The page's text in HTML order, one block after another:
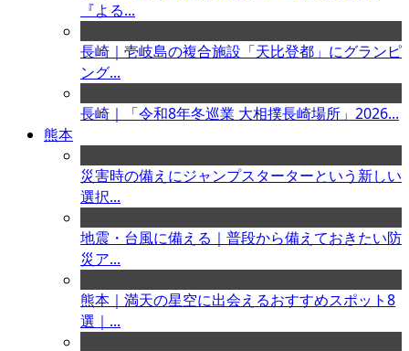
『よる...
長崎｜壱岐島の複合施設「天比登都」にグランピ
ング...
長崎｜「令和8年冬巡業 大相撲長崎場所」2026...
熊本
災害時の備えにジャンプスターターという新しい
選択...
地震・台風に備える｜普段から備えておきたい防
災ア...
熊本｜満天の星空に出会えるおすすめスポット8
選｜...